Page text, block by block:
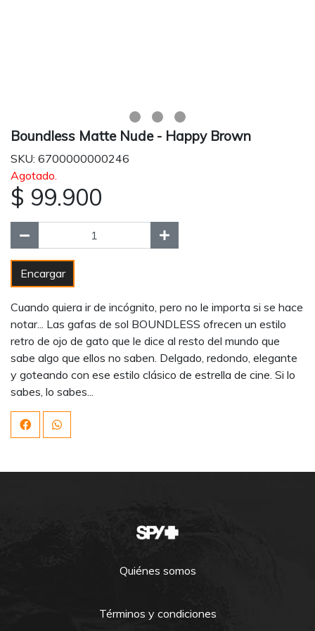
Boundless Matte Nude - Happy Brown
SKU: 6700000000246
Agotado.
$ 99.900
Encargar
Cuando quiera ir de incógnito, pero no le importa si se hace
notar... Las gafas de sol BOUNDLESS ofrecen un estilo
retro de ojo de gato que le dice al resto del mundo que
sabe algo que ellos no saben. Delgado, redondo, elegante
y goteando con ese estilo clásico de estrella de cine. Si lo
sabes, lo sabes...
Quiénes somos
Términos y condiciones